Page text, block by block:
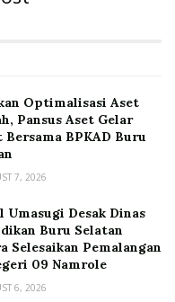
Optimalisasi Aset
Pansus Aset Gelar
Bersama BPKAD Buru
7, 2026
Umasugi Desak Dinas
Buru Selatan
Selesaikan Pemalangan
09 Namrole
6, 2026